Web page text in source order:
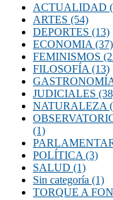
ACTUALIDAD
ARTES (54)
DEPORTES (13)
ECONOMIA (37)
FEMINISMOS
FILOSOFÍA (13)
JUDICIALES
NATURALEZA
(1)
POLÍTICA (3)
SALUD (1)
Sin categoría (1)
TORQUE A